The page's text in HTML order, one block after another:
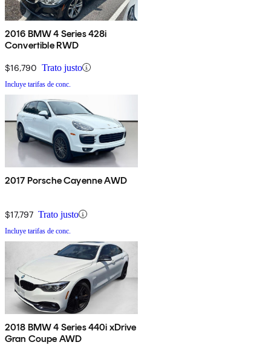
2016 BMW 4 Series 428i
Convertible RWD
$16,790 Trato justo
Incluye tarifas de conc.
2017 Porsche Cayenne AWD
$17,797 Trato justo
Incluye tarifas de conc.
2018 BMW 4 Series 440i xDrive
Gran Coupe AWD